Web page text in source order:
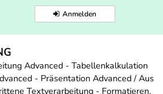
Anmelden
Advanced - Tabellenkalkulation
- Präsentation Advanced / Aus
Textverarbeitung - Formatieren,